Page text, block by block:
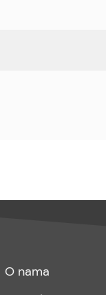
Footer
O nama